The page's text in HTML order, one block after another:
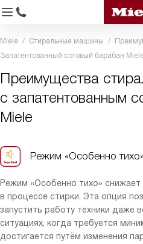
Miele Стиральные машины
Запатентованный сотовый барабан
Преимущества
с запатентованным
Miele
Режим «Особенно тихо»
Режим «Особенно тихо»
в процессе стирки. Эта опция
запустить работу техники даже
ситуациях, когда требуется
достигается путём изменения